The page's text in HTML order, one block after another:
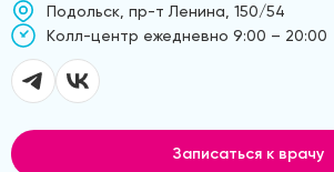
Подольск, пр-т Ленина, 150/54
Kолл-центр ежедневно 9:00 – 20:00
Записаться к врачу